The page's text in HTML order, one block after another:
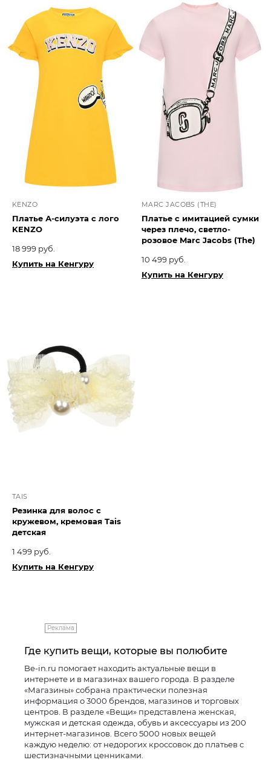
KENZO
Платье А-силуэта с лого
KENZO
18 999 руб.
Купить на Кенгуру
MARC JACOBS (THE)
Платье с имитацией сумки
через плечо, светло-
розовое Marc Jacobs (The)
10 499 руб.
Купить на Кенгуру
TAIS
Резинка для волос с
кружевом, кремовая Tais
детская
1 499 руб.
Купить на Кенгуру
Реклама
Где купить вещи, которые вы полюбите
Be-in.ru помогает находить актуальные вещи в
интернете и в магазинах вашего города. В разделе
«Магазины» собрана практически полезная
информация о 3000 брендов, магазинов и торговых
центров. В разделе «Вещи» представлена женская,
мужская и детская одежда, обувь и аксессуары из 200
интернет-магазинов. Всего 5000 новых вещей
каждую неделю: от недорогих кроссовок до платьев с
шестизначными ценниками.